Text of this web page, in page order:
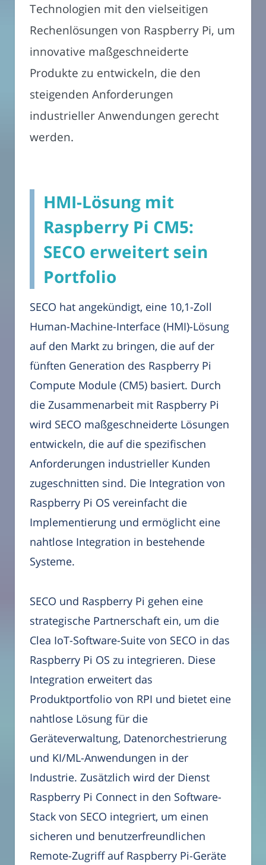
Technologien mit den vielseitigen
Rechenlösungen von Raspberry Pi, um
innovative maßgeschneiderte
Produkte zu entwickeln, die den
steigenden Anforderungen
industrieller Anwendungen gerecht
werden.
HMI-Lösung mit
Raspberry Pi CM5:
SECO erweitert sein
Portfolio
SECO hat angekündigt, eine 10,1-Zoll
Human-Machine-Interface (HMI)-Lösung
auf den Markt zu bringen, die auf der
fünften Generation des Raspberry Pi
Compute Module (CM5) basiert. Durch
die Zusammenarbeit mit Raspberry Pi
wird SECO maßgeschneiderte Lösungen
entwickeln, die auf die spezifischen
Anforderungen industrieller Kunden
zugeschnitten sind. Die Integration von
Raspberry Pi OS vereinfacht die
Implementierung und ermöglicht eine
nahtlose Integration in bestehende
Systeme.
SECO und Raspberry Pi gehen eine
strategische Partnerschaft ein, um die
Clea IoT-Software-Suite von SECO in das
Raspberry Pi OS zu integrieren. Diese
Integration erweitert das
Produktportfolio von RPI und bietet eine
nahtlose Lösung für die
Geräteverwaltung, Datenorchestrierung
und KI/ML-Anwendungen in der
Industrie. Zusätzlich wird der Dienst
Raspberry Pi Connect in den Software-
Stack von SECO integriert, um einen
sicheren und benutzerfreundlichen
Remote-Zugriff auf Raspberry Pi-Geräte